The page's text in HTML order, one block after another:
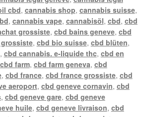
cbd, cannabis shop, cannabis suisse,
, cannabis vape, cannabisöl, cbd, cbd
grossiste, cbd bains geneve, cbd
, cbd bio suisse, cbd blüten,
, cbd cannabis. e-liquide thc, cbd en
cbd farm, cbd farm geneva, cbd
, cbd france, cbd france grossiste, cbd
aeroport, cbd geneve cornavin, cbd
, cbd geneve gare, cbd geneve
huile, cbd geneve livraison, cbd